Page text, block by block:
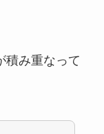
積み重なって